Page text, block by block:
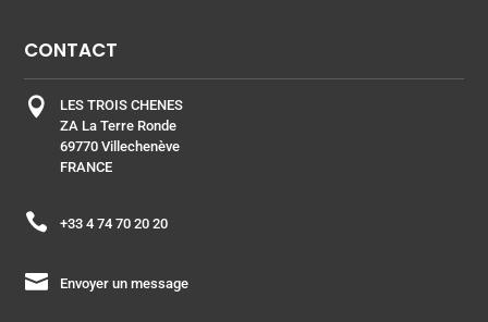
CONTACT

LES TROIS CHENES
ZA La Terre Ronde
69770 Villechenève
FRANCE
 +33 4 74 70 20 20
 Envoyer un message